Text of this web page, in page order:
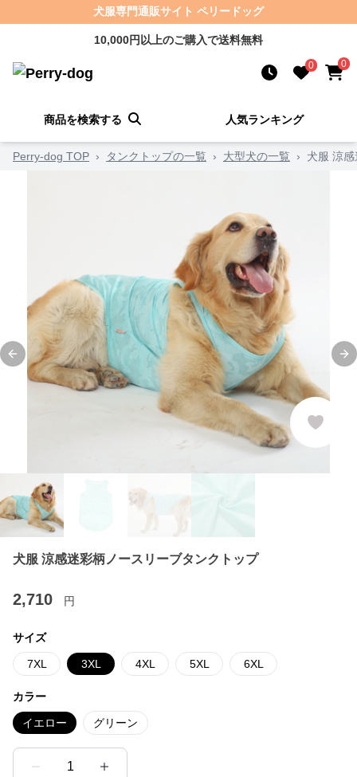
犬服専門通販サイト ペリードッグ
10,000円以上のご購入で送料無料
0 0
商品を検索する 人気ランキング
Perry-dog TOP › タンクトップの一覧 › 大型犬の一覧 › 犬服 涼
Previous slide
犬服 涼感迷彩柄ノースリーブタンクトップ
2,710 円
サイズ
7XL 3XL 4XL 5XL 6XL
カラー
イエロー グリーン
1